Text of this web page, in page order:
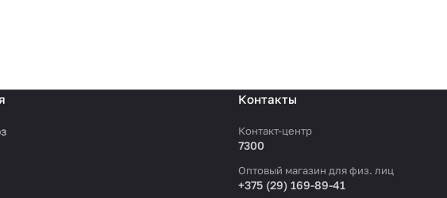
Контакты
Контакт-центр
7300
Оптовый магазин для физ. лиц
+375 (29) 169-89-41